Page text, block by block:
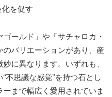
を促す
ールド」や「サチャロカ・
バリエーションがあり、産
に異なります。いずれも、
不思議な感覚”を持つ石とし
まで幅広く愛用されていま